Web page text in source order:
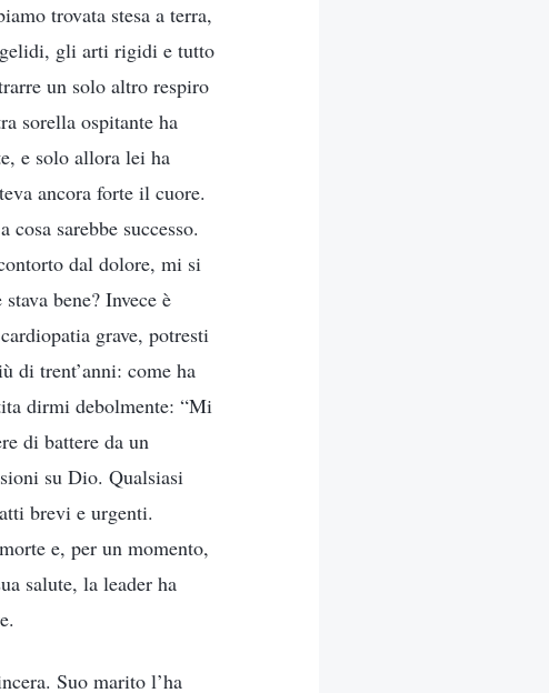
trovata stesa a terra,
gelidi, gli arti rigidi e tutto
un solo altro respiro
sorella ospitante ha
e solo allora lei ha
ancora forte il cuore.
sarebbe successo.
dal dolore, mi si
bene? Invece è
grave, potresti
di trent’anni: come ha
dirmi debolmente: “Mi
di battere da un
su Dio. Qualsiasi
brevi e urgenti.
e, per un momento,
salute, la leader ha
Suo marito l’ha